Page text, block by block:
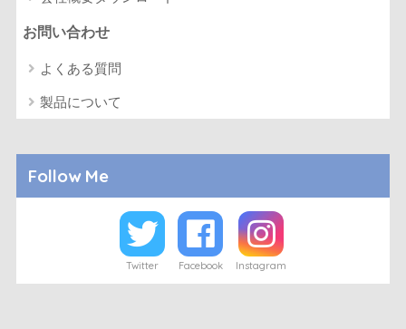
お問い合わせ
よくある質問
製品について
Follow Me
Twitter Facebook Instagram